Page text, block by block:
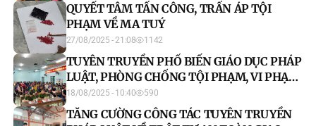
QUYẾT TÂM TẤN CÔNG, TRẤN ÁP TỘI
PHẠM VỀ MA TUÝ
27/08/2025 - 21:08 1142
TUYÊN TRUYỀN PHỔ BIẾN GIÁO DỤC PHÁP
LUẬT, PHÒNG CHỐNG TỘI PHẠM, VI PHẠM
PHÁP LUẬT
18/08/2025 - 10:40 590
TĂNG CƯỜNG CÔNG TÁC TUYÊN TRUYỀN